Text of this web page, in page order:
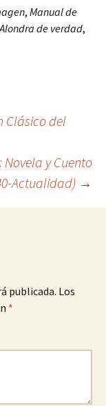
, Manual de
Alondra de verdad,
Clásico del
y Cuento
Actualidad) →
publicada. Los
*